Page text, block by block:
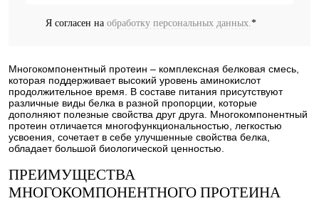
Я согласен на обработку персональных данных. *
Многокомпонентный протеин – комплексная белковая смесь,
которая поддерживает высокий уровень аминокислот
продолжительное время. В составе питания присутствуют
различные виды белка в разной пропорции, которые
дополняют полезные свойства друг друга. Многокомпонентный
протеин отличается многофункциональностью, легкостью
усвоения, сочетает в себе улучшенные свойства белка,
обладает большой биологической ценностью.
ПРЕИМУЩЕСТВА
МНОГОКОМПОНЕНТНОГО ПРОТЕИНА